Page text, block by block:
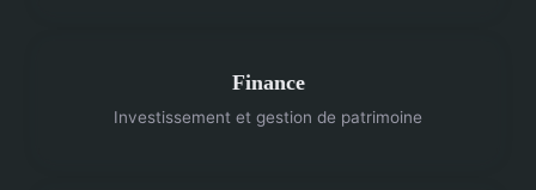
Finance
Investissement et gestion de patrimoine